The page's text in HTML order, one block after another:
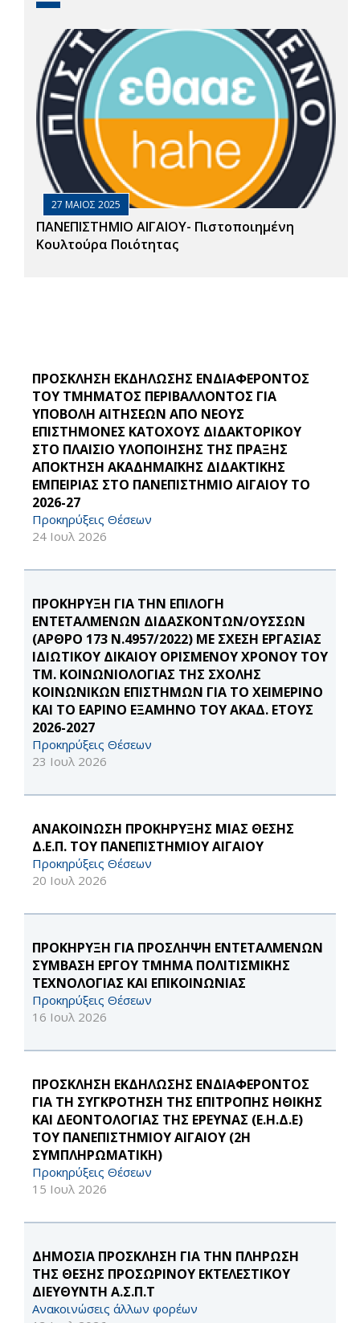
27 ΜΑΙΟΣ 2025
ΠΑΝΕΠΙΣΤΗΜΙΟ ΑΙΓΑΙΟΥ- Πιστοποιημένη
Κουλτούρα Ποιότητας
ΠΡΟΣΚΛΗΣΗ ΕΚΔΗΛΩΣΗΣ ΕΝΔΙΑΦΕΡΟΝΤΟΣ
ΤΟΥ ΤΜΗΜΑΤΟΣ ΠΕΡΙΒΑΛΛΟΝΤΟΣ ΓΙΑ
ΥΠΟΒΟΛΗ ΑΙΤΗΣΕΩΝ ΑΠΟ ΝΕΟΥΣ
ΕΠΙΣΤΗΜΟΝΕΣ ΚΑΤΟΧΟΥΣ ΔΙΔΑΚΤΟΡΙΚΟΥ
ΣΤΟ ΠΛΑΙΣΙΟ ΥΛΟΠΟΙΗΣΗΣ ΤΗΣ ΠΡΑΞΗΣ
ΑΠΟΚΤΗΣΗ ΑΚΑΔΗΜΑΪΚΗΣ ΔΙΔΑΚΤΙΚΗΣ
ΕΜΠΕΙΡΙΑΣ ΣΤΟ ΠΑΝΕΠΙΣΤΗΜΙΟ ΑΙΓΑΙΟΥ ΤΟ
2026-27
Προκηρύξεις Θέσεων
24 Ιουλ 2026
ΠΡΟΚΗΡΥΞΗ ΓΙΑ ΤΗΝ ΕΠΙΛΟΓΗ
ΕΝΤΕΤΑΛΜΕΝΩΝ ΔΙΔΑΣΚΟΝΤΩΝ/ΟΥΣΣΩΝ
(ΑΡΘΡΟ 173 Ν.4957/2022) ΜΕ ΣΧΕΣΗ ΕΡΓΑΣΙΑΣ
ΙΔΙΩΤΙΚΟΥ ΔΙΚΑΙΟΥ ΟΡΙΣΜΕΝΟΥ ΧΡΟΝΟΥ ΤΟΥ
ΤΜ. ΚΟΙΝΩΝΙΟΛΟΓΙΑΣ ΤΗΣ ΣΧΟΛΗΣ
ΚΟΙΝΩΝΙΚΩΝ ΕΠΙΣΤΗΜΩΝ ΓΙΑ ΤΟ ΧΕΙΜΕΡΙΝΟ
ΚΑΙ ΤΟ ΕΑΡΙΝΟ ΕΞΑΜΗΝΟ ΤΟΥ ΑΚΑΔ. ΕΤΟΥΣ
2026-2027
Προκηρύξεις Θέσεων
23 Ιουλ 2026
ΑΝΑΚΟΙΝΩΣΗ ΠΡΟΚΗΡΥΞΗΣ ΜΙΑΣ ΘΕΣΗΣ
Δ.Ε.Π. ΤΟΥ ΠΑΝΕΠΙΣΤΗΜΙΟΥ ΑΙΓΑΙΟΥ
Προκηρύξεις Θέσεων
20 Ιουλ 2026
ΠΡΟΚΗΡΥΞΗ ΓΙΑ ΠΡΟΣΛΗΨΗ ΕΝΤΕΤΑΛΜΕΝΩΝ
ΣΥΜΒΑΣΗ ΕΡΓΟΥ ΤΜΗΜΑ ΠΟΛΙΤΙΣΜΙΚΗΣ
ΤΕΧΝΟΛΟΓΙΑΣ ΚΑΙ ΕΠΙΚΟΙΝΩΝΙΑΣ
Προκηρύξεις Θέσεων
16 Ιουλ 2026
ΠΡΟΣΚΛΗΣΗ ΕΚΔΗΛΩΣΗΣ ΕΝΔΙΑΦΕΡΟΝΤΟΣ
ΓΙΑ ΤΗ ΣΥΓΚΡΟΤΗΣΗ ΤΗΣ ΕΠΙΤΡΟΠΗΣ ΗΘΙΚΗΣ
ΚΑΙ ΔΕΟΝΤΟΛΟΓΙΑΣ ΤΗΣ ΕΡΕΥΝΑΣ (Ε.Η.Δ.Ε)
ΤΟΥ ΠΑΝΕΠΙΣΤΗΜΙΟΥ ΑΙΓΑΙΟΥ (2Η
ΣΥΜΠΛΗΡΩΜΑΤΙΚΗ)
Προκηρύξεις Θέσεων
15 Ιουλ 2026
ΔΗΜΟΣΙΑ ΠΡΟΣΚΛΗΣΗ ΓΙΑ ΤΗΝ ΠΛΗΡΩΣΗ
ΤΗΣ ΘΕΣΗΣ ΠΡΟΣΩΡΙΝΟΥ ΕΚΤΕΛΕΣΤΙΚΟΥ
ΔΙΕΥΘΥΝΤΗ Α.Σ.Π.Τ
Ανακοινώσεις άλλων φορέων